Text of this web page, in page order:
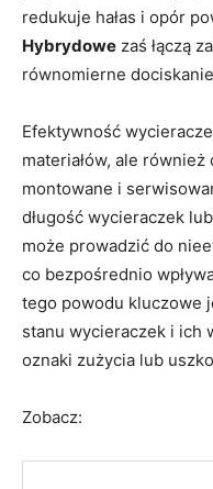
redukuje hałas i opór
Hybrydowe zaś łączą
równomierne
Efektywność
materiałów, ale
montowane i
długość wycieraczek
może prowadzić do
co bezpośrednio
tego powodu kluczowe
stanu wycieraczek i ich
oznaki zużycia lub
Zobacz: